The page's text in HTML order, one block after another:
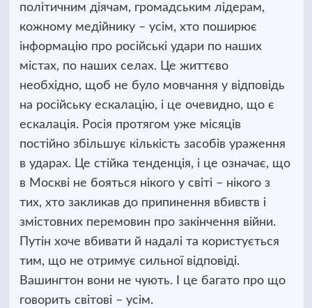
політичним діячам, громадським лідерам,
кожному медійнику – усім, хто поширює
інформацію про російські удари по наших
містах, по наших селах. Це життєво
необхідно, щоб не було мовчання у відповідь
на російську ескалацію, і це очевидно, що є
ескалація. Росія протягом уже місяців
постійно збільшує кількість засобів ураження
в ударах. Це стійка тенденція, і це означає, що
в Москві не бояться нікого у світі – нікого з
тих, хто закликав до припинення вбивств і
змістовних перемовин про закінчення війни.
Путін хоче вбивати й надалі та користується
тим, що не отримує сильної відповіді.
Вашингтон вони не чують. І це багато про що
говорить світові – усім.